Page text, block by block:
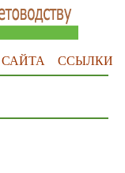
ССЫЛКИ